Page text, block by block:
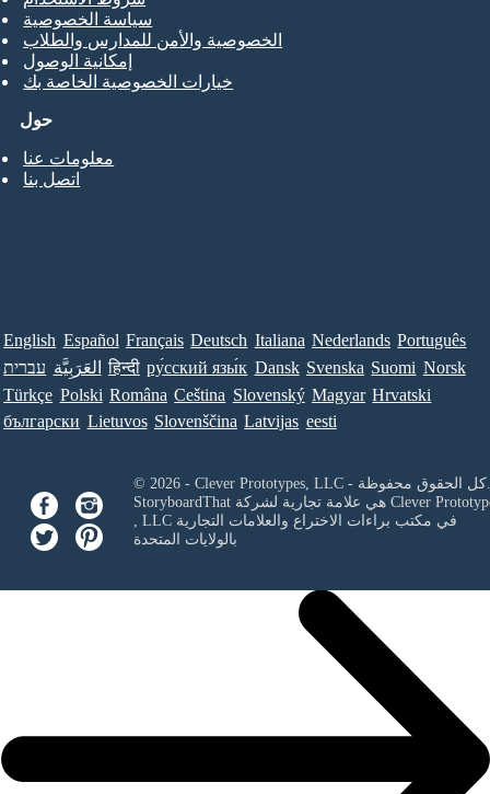
حول
معلومات عنا
اتصل بنا
سياسة الخصوصية
الخصوصية والأمن للمدارس والطلاب
إمكانية الوصول
خيارات الخصوصية الخاصة بك
English Español Français Deutsch Italiana Nederlands Português
עברית العَرَبِيَّة हिन्दी ру́сский язы́к Dansk Svenska Suomi Norsk
Türkçe Polski Româna Ceština Slovenský Magyar Hrvatski
български Lietuvos Slovenščina Latvijas eesti
© 2026 - Clever Prototypes, LLC - كل الحقوق محفوظة.
StoryboardThat هي علامة تجارية لشركة Clever
, LLCفي مكتب براءات الاختراع والعلامات التجارية
بالولايات المتحدة